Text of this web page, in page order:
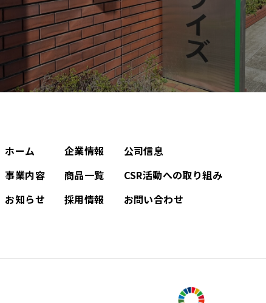
ホーム 企業情報
公司信息
事業内容
商品一覧
CSR活動への取り組み
お知らせ
採用情報 お問い合わせ